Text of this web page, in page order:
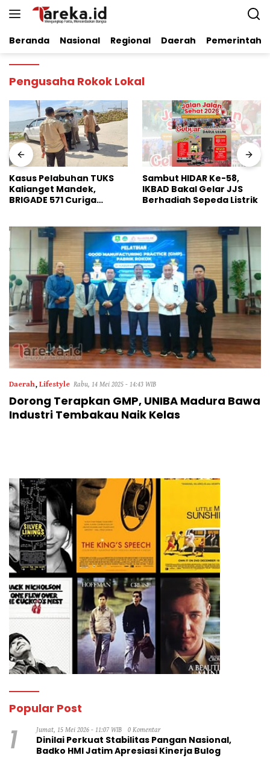
Beranda Nasional Regional Daerah
Pengusaha Rokok Lokal
Sambut HIDAR Ke-58,
IKBAD Bakal Gelar JJS
Berhadiah Sepeda Listrik
Dinilai Perkuat Stabilitas
Pangan Nasional, Badko
HMI Jatim Apresiasi
Daerah, Lifestyle Rabu, 14 Mei 2025 - 14:43 WIB
Dorong Terapkan GMP, UNIBA Madura Bawa
Industri Tembakau Naik Kelas
Popular Post
1 Jumat, 15 Mei 2026 - 11:07 WIB 0 Komentar
Dinilai Perkuat Stabilitas Pangan Nasional,
Badko HMI Jatim Apresiasi Kinerja Bulog